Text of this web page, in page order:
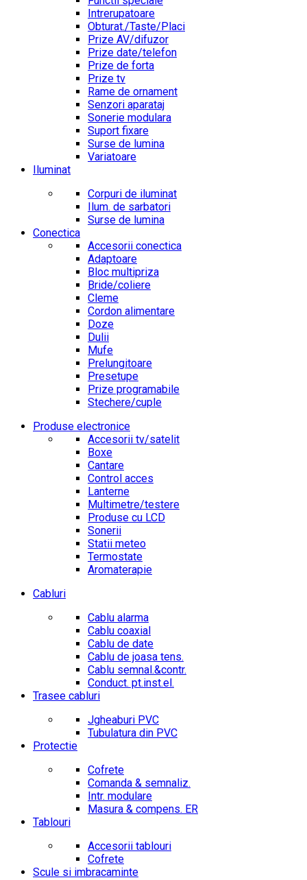
Intrerupatoare
Obturat./Taste/Placi
Prize AV/difuzor
Prize date/telefon
Prize de forta
Prize tv
Rame de ornament
Senzori aparataj
Sonerie modulara
Suport fixare
Surse de lumina
Variatoare
Iluminat
Corpuri de iluminat
Ilum. de sarbatori
Surse de lumina
Conectica
Accesorii conectica
Adaptoare
Bloc multipriza
Bride/coliere
Cleme
Cordon alimentare
Doze
Dulii
Mufe
Prelungitoare
Presetupe
Prize programabile
Stechere/cuple
Produse electronice
Accesorii tv/satelit
Boxe
Cantare
Control acces
Lanterne
Multimetre/testere
Produse cu LCD
Sonerii
Statii meteo
Termostate
Aromaterapie
Cabluri
Cablu alarma
Cablu coaxial
Cablu de date
Cablu de joasa tens.
Cablu semnal.&contr.
Conduct. pt.inst.el.
Trasee cabluri
Jgheaburi PVC
Tubulatura din PVC
Protectie
Cofrete
Comanda & semnaliz.
Intr. modulare
Masura & compens. ER
Tablouri
Accesorii tablouri
Cofrete
Scule si imbracaminte